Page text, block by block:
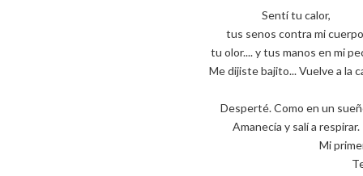
Sentí tu calor,
tus senos contra mi
tu olor.... y tus manos en mi
Me dijiste bajito... Vuelve a la
Desperté. Como en un
Amanecía y salí a respirar.
Mi